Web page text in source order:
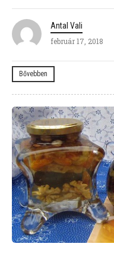
Antal Vali
február 17, 2018
Bővebben